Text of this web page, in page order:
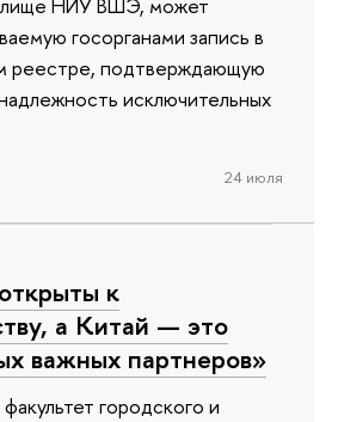
госорганами запись в
реестре, подтверждающую
исключительных
24 июля
к
а Китай — это
важных партнеров»
городского и